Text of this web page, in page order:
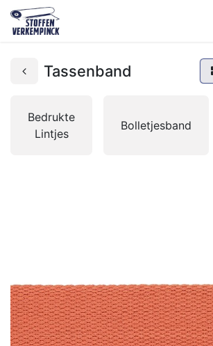
Tassenband
Bedrukte
Lintjes
Bolletjesband